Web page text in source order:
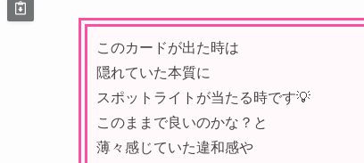
このカードが出た時は
隠れていた本質に
スポットライトが当たる時です💡
このままで良いのかな？と
薄々感じていた違和感や